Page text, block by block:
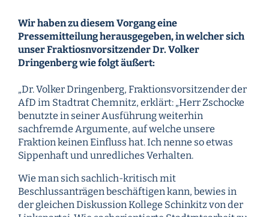
Wir haben zu diesem Vorgang eine
Pressemitteilung herausgegeben, in welcher sich
unser Fraktiosnvorsitzender Dr. Volker
Dringenberg wie folgt äußert:
„Dr. Volker Dringenberg, Fraktionsvorsitzender der
AfD im Stadtrat Chemnitz, erklärt: „Herr Zschocke
benutzte in seiner Ausführung weiterhin
sachfremde Argumente, auf welche unsere
Fraktion keinen Einfluss hat. Ich nenne so etwas
Sippenhaft und unredliches Verhalten.
Wie man sich sachlich-kritisch mit
Beschlussanträgen beschäftigen kann, bewies in
der gleichen Diskussion Kollege Schinkitz von der